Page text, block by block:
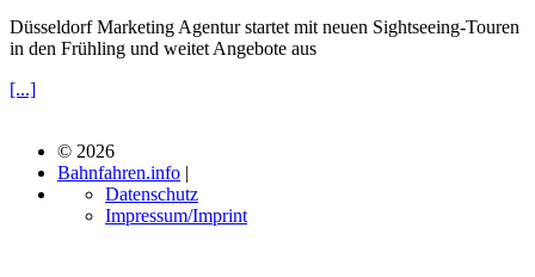
Düsseldorf Marketing Agentur startet mit neuen Sightseeing-Touren
in den Frühling und weitet Angebote aus
[...]
© 2026
Bahnfahren.info |
Datenschutz
Impressum/Imprint